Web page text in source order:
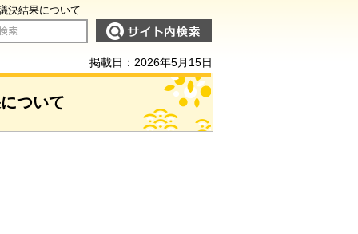
決結果について
掲載日：2026年5月15日
ついて